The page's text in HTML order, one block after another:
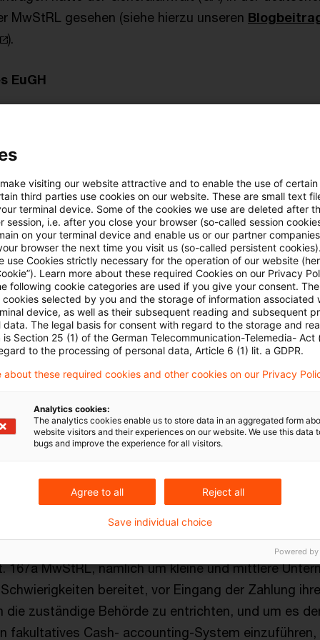
MwStRL gesehen (siehe hierzu unseren
).
EuGH
Einschätzung des GA vollumfänglich. Und er stellt
167a MWStRL klar und unzweideutig ist. Dieser
im Rahmen einer fakultativen Regelung
eines Steuerpflichtigen, (...) erst dann ausgeübt
Lieferer oder Dienstleistungserbringer die
Gegenstände oder erbrachten
Buchst. b der Mehrwertsteuerrichtlinie können die
Grundtatbestand in Art. 63 der
Steueranspruch zu dem Zeitpunkt eintreten, zu
bewirkt oder die Dienstleistung erbracht wird)
bestimmte Umsätze oder Gruppen von
des Preises entsteht. Nach Ansicht des EuGH
Ermächtigung Gebrauch gemacht, indem er in
hat, dass die Steuer für Lieferungen und
Steuer nach vereinnahmten Entgelten mit Ablauf
entsteht, in dem die Entgelte vereinnahmt
dass in Fällen, in denen der Steueranspruch gemäß
bei der Vereinnahmung des Preises entsteht,
Zeitpunkt der Vereinnahmung des Preises entsteht.
an die seinerzeitige Begründung und an das
167a MwStRL, nämlich um kleine und mittlere
bereitet, vor Eingang der Zahlung
die zuständige Behörde zu entrichten, und um es
fakultatives Cash- accounting-System einzuführen,
visiting our website attractive and to enable the use of
third parties use cookies on our website. These are small text
terminal device. Some of the cookies we use are deleted after
session, i.e. after you close your browser (so-called session
on your terminal device and enable us or our partner
browser the next time you visit us (so-called persistent
use Cookies strictly necessary for the operation of our website
Learn more about these required Cookies on our Privacy
following cookie categories are used if you give your consent.
cookies selected by you and the storage of information associated
device, as well as their subsequent reading and subsequent
data. The legal basis for consent with regard to the storage and
is Section 25 (1) of the German Telecommunication-Telemedia- Act
to the processing of personal data, Article 6 (1) lit. a GDPR.
about these required cookies and other cookies on our Privacy
Analytics cookies:
The analytics cookies enable us to store data in an aggregated form
website visitors and their experiences on our website. We use this data
bugs and improve the experience for all visitors.
Agree to all Reject all
Save individual choice
Powered by